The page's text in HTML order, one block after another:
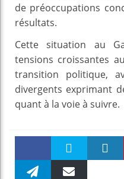
de préoccupations
résultats.
Cette situation au
tensions croissantes
transition politique,
divergents exprimant
quant à la voie à suivre.
Faceboo Twitter